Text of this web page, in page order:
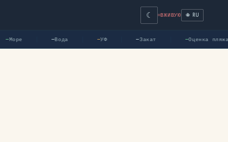
☾ ВЖИВУЮ 🌐 RU
Море Вода УФ Закат Оценка пляжа